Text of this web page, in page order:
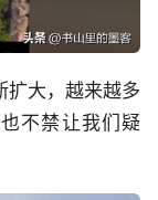
扩大，越来越多
不禁让我们疑